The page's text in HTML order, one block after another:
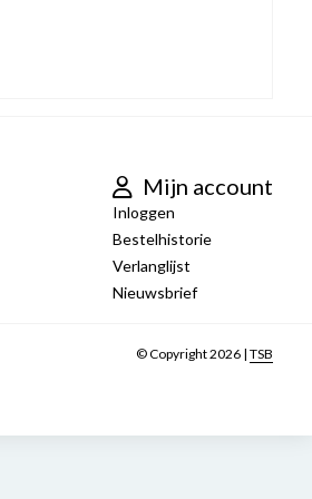
Mijn account
Inloggen
Bestelhistorie
Verlanglijst
Nieuwsbrief
© Copyright 2026 | TSB